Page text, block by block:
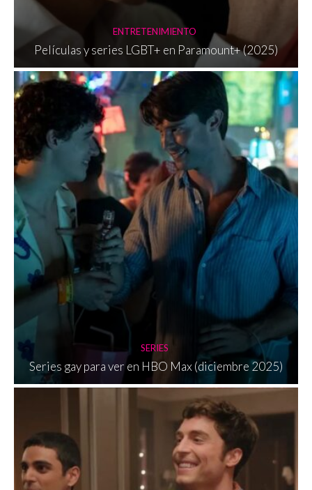
ENTRETENIMIENTO
Películas y series LGBT+ en Paramount+ (2025)
SERIES
Series gay para ver en HBO Max (diciembre 2025)